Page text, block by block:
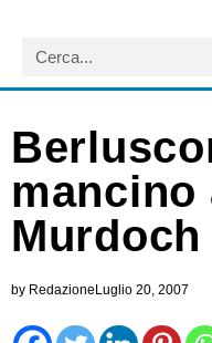
mancino
Murdoch
by Redazione Luglio 20, 2007